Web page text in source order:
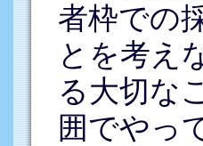
者枠での
とを考え
る大切な
囲でやっ